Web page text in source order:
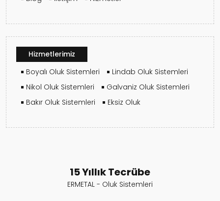
15 Yıllık Tecrübe
ERMETAL - Oluk Sistemleri
Hizmetlerimiz
Boyalı Oluk Sistemleri
Lindab Oluk Sistemleri
Nikol Oluk Sistemleri
Galvaniz Oluk Sistemleri
Bakır Oluk Sistemleri
Eksiz Oluk